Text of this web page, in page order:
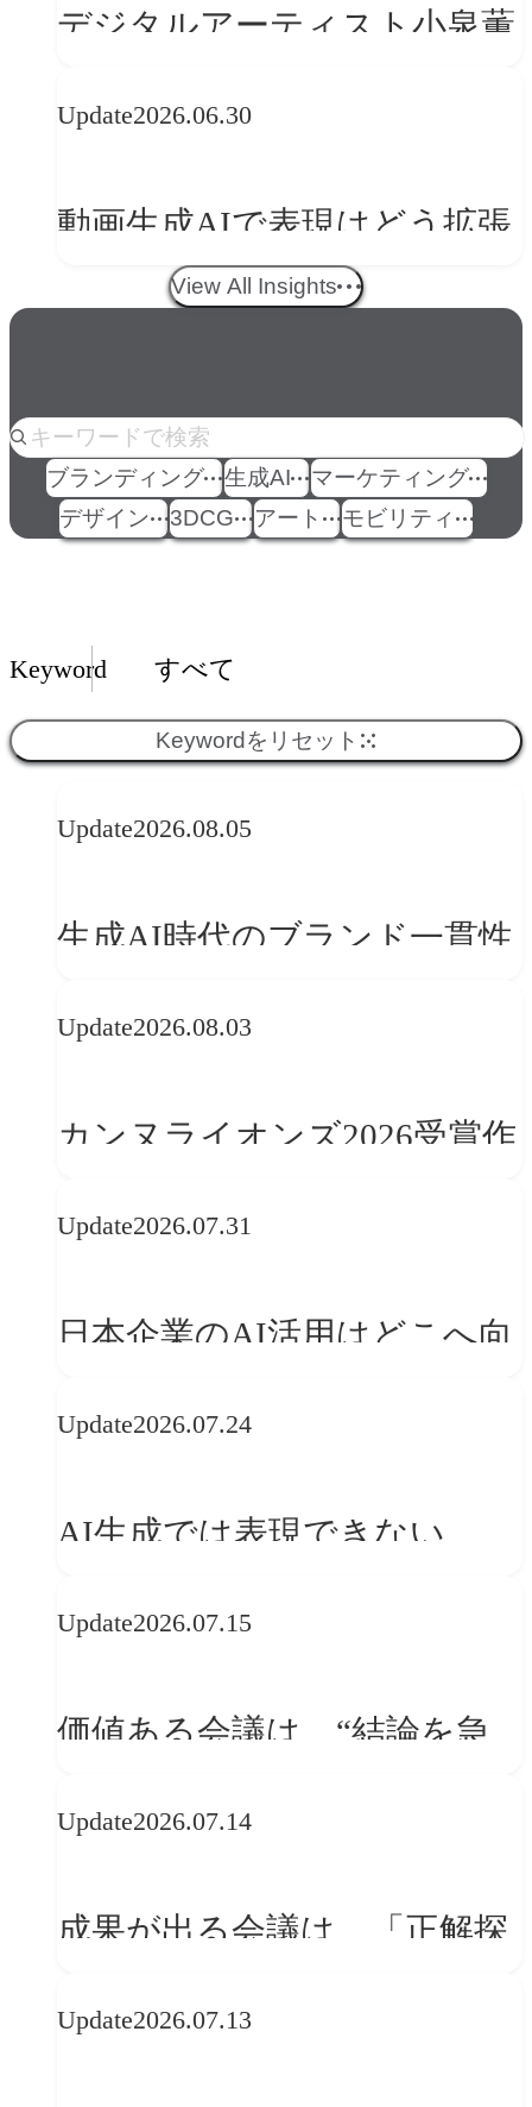
デジタルアーティスト小泉薫
ークフロー設計と「ノイズと
Update2026.06.30
動画生成AIで表現はどう拡張
する？映像ディレクター橋本
View All Insights
人気のkeyword
ブランディング 生成AI
マーケティング
デザイン
3DCG アート モビリティ
Insights一覧
Keyword すべて
Keywordをリセット
Update2026.08.05
生成AI時代のブランド一貫性
学ぶ「動的ブランディング」
Update2026.08.03
カンヌライオンズ2026受賞作
──「優れたブランド体験」
か
Update2026.07.31
日本企業のAI活用はどこへ向
レンドに見る「人間中心」へ
Update2026.07.24
AI生成では表現できない
望
Update2026.07.15
価値ある会議は、“結論を急
場”である
Update2026.07.14
成果が出る会議は、「正解探
Update2026.07.13